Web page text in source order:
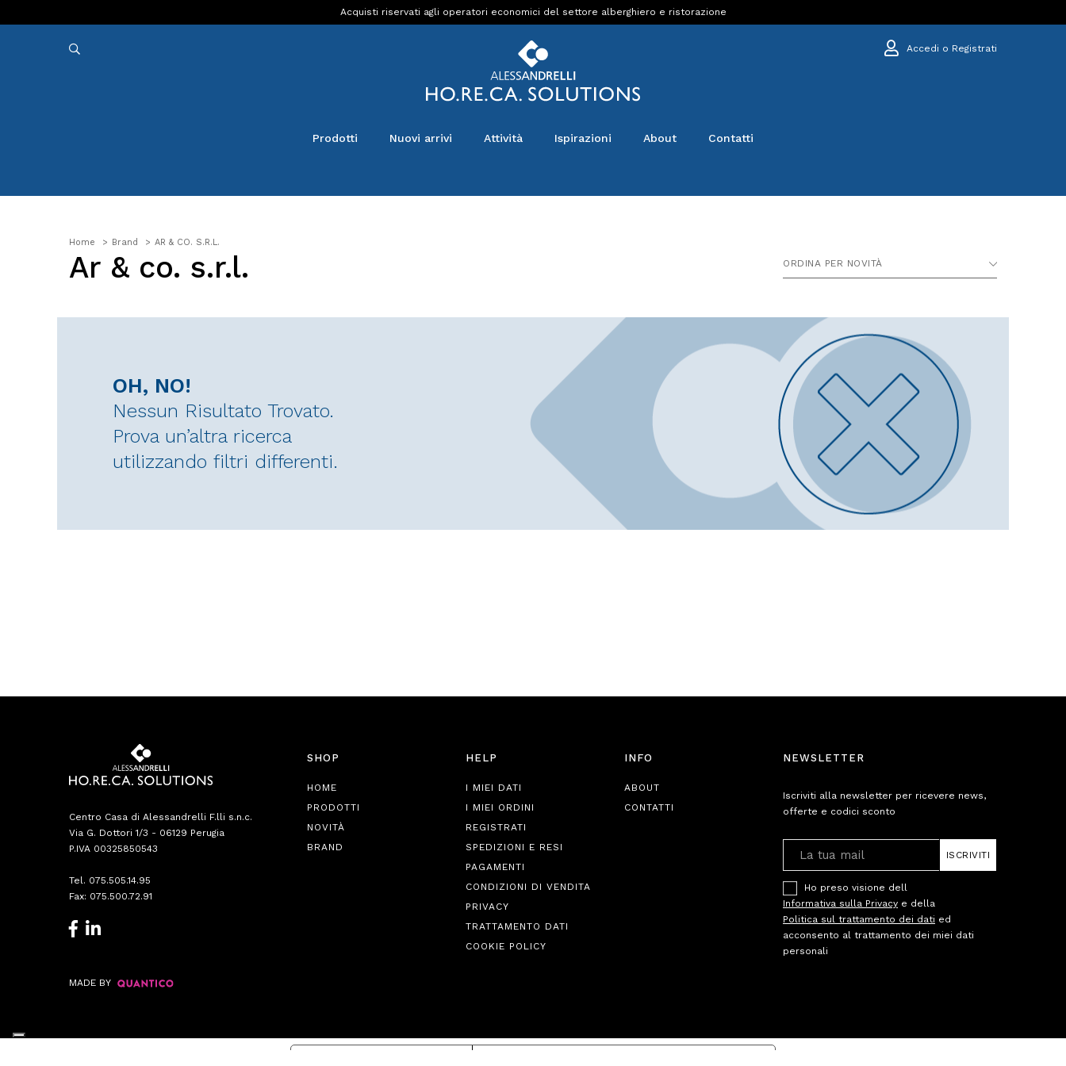
Acquisti riservati agli operatori economici del settore alberghiero e ristorazione
Accedi o Registrati
Prodotti Nuovi arrivi Attività Ispirazioni About Contatti
Home Brand AR & CO. S.R.L.
Ar & co. s.r.l. ORDINA PER NOVITÀ
OH, NO!
Nessun Risultato Trovato.
Prova un’altra ricerca
utilizzando filtri differenti.
Centro Casa di Alessandrelli F.lli s.n.c.
Via G. Dottori 1/3 - 06129 Perugia
P.IVA 00325850543
Tel. 075.505.14.95
Fax: 075.500.72.91
SHOP
HOME
PRODOTTI
NOVITÀ
BRAND
HELP
I MIEI DATI
I MIEI ORDINI
REGISTRATI
SPEDIZIONI E RESI
PAGAMENTI
CONDIZIONI DI VENDITA
PRIVACY
TRATTAMENTO DATI
COOKIE POLICY
INFO
ABOUT
CONTATTI
NEWSLETTER
Iscriviti alla newsletter per ricevere news,
offerte e codici sconto
ISCRIVITI
Ho preso visione dell
Informativa sulla Privacy e della
Politica sul trattamento dei dati ed
acconsento al trattamento dei miei dati
personali
MADE BY